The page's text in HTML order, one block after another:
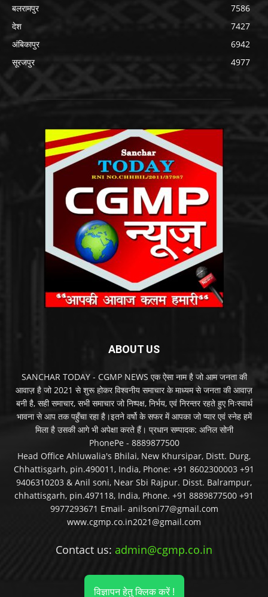
बलरामपुर
7586
देश
7427
अंबिकापुर
6942
सूरजपुर
4977
ABOUT US
SANCHAR TODAY - CGMP NEWS एक ऐसा नाम है जो आम जनता की
आवाज़ है जो 2021 से शुरू होकर विश्वनीय समाचार के माध्यम से जनता की आवाज़
बनी है, सही समाचार, सभी समाचार जो निष्पक्ष, निर्भय, एवं निरन्तर रहते हुए निःस्वार्थ
भावना से आप तक पहुँचा रहा है।इतने वर्षो के सफर में आपका जो प्यार एवं स्नेह हमें
मिला है उसकी आगे भी अपेक्षा करते हैं। प्रधान सम्पादक: अनिल सोनी
PhonePe - 8889877500
Head Office Ahluwalia's Bhilai, New Khursipar, Distt. Durg,
Chhattisgarh, pin.490011, India, Phone: +91 8602300003 +91
9406310203 & Anil soni, Near Sbi Rajpur. Disst. Balrampur,
chhattisgarh, pin.497118, India, Phone. +91 8889877500 +91
9977293671 Email- anilsoni77@gmail.com
www.cgmp.co.in2021@gmail.com
Contact us: admin@cgmp.co.in
विज्ञापन हेतु क्लिक करें !